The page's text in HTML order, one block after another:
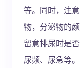
等。同时，注
物，分泌物的
留意排尿时是
尿频、尿急等